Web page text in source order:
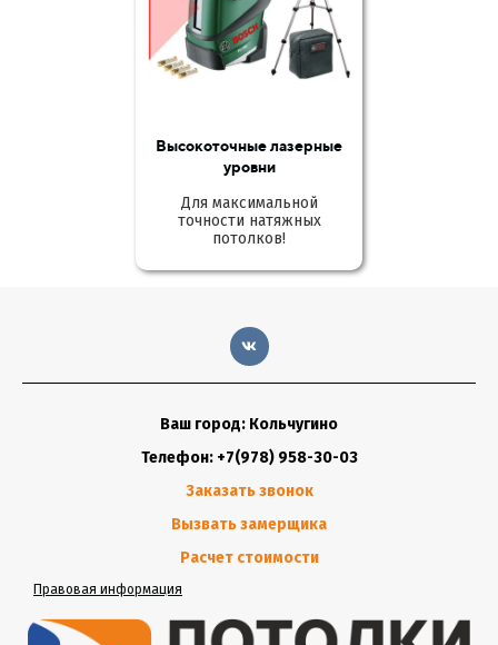
Высокоточные лазерные
уровни
Для максимальной
точности натяжных
потолков!
Ваш город: Кольчугино
Телефон: +7(978) 958-30-03
Заказать звонок
Вызвать замерщика
Расчет стоимости
Правовая информация